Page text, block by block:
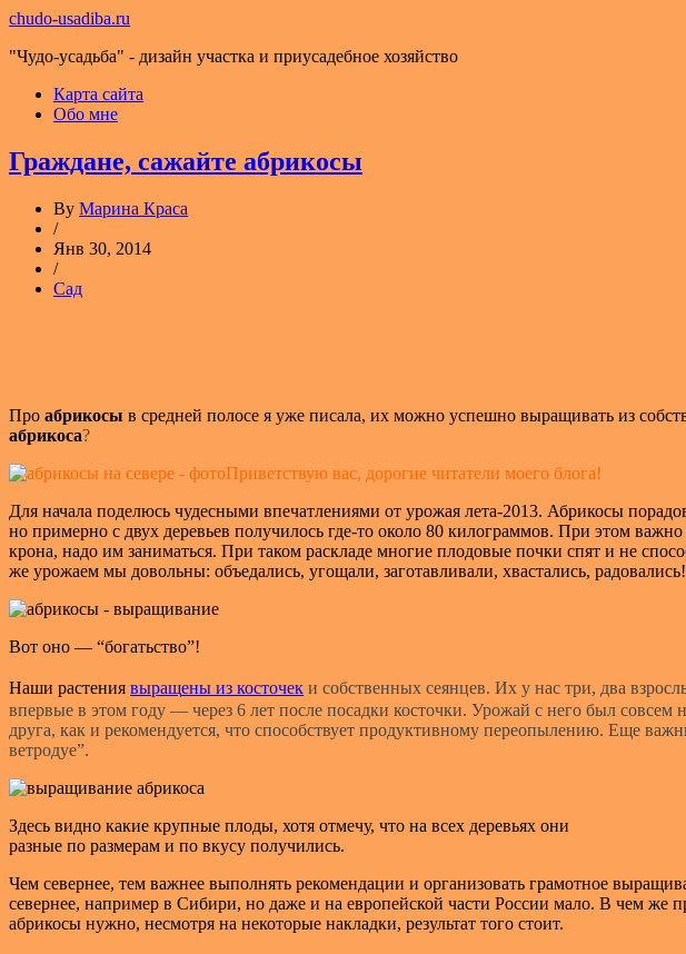
chudo-usadiba.ru
"Чудо-усадьба" - дизайн участка и приусадебное хозяйство
Карта сайта
Обо мне
Граждане, сажайте абрикосы
By Марина Краса
/
Янв 30, 2014
/
Сад
Про абрикосы в средней полосе я уже писала, их можно успешно выращивать из
абрикоса?
Приветствую вас, дорогие читатели моего блога!
Для начала поделюсь чудесными впечатлениями от урожая лета-2013. Абрикосы
но примерно с двух деревьев получилось где-то около 80 килограммов. При этом важно
крона, надо им заниматься. При таком раскладе многие плодовые почки спят и не
же урожаем мы довольны: объедались, угощали, заготавливали, хвастались, радовались!
Вот оно — “богатьство”!
Наши растения выращены из косточек и собственных сеянцев. Их у нас три, два
впервые в этом году — через 6 лет после посадки косточки. Урожай с него был совсем
друга, как и рекомендуется, что способствует продуктивному переопылению. Еще
ветродуе”.
Здесь видно какие крупные плоды, хотя отмечу, что на всех деревьях они
разные по размерам и по вкусу получились.
Чем севернее, тем важнее выполнять рекомендации и организовать грамотное
севернее, например в Сибири, но даже и на европейской части России мало. В чем же
абрикосы нужно, несмотря на некоторые накладки, результат того стоит.